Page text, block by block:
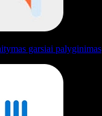
garsiai palyginimas